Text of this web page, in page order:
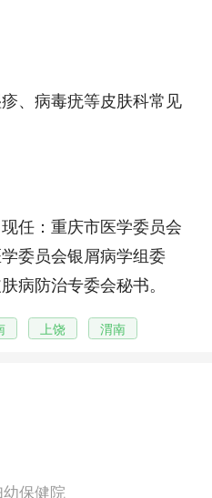
、病毒疣等皮肤科常见
任：重庆市医学委员会
委员会银屑病学组委
病防治专委会秘书。
上饶 渭南
保健院